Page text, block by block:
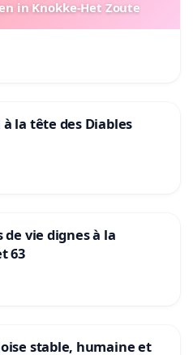
in Knokke-Het Zoute
la tête des Diables
vie dignes à la
63
stable, humaine et